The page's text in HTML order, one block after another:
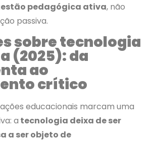
pedagógica ativa, não
passiva.
sobre tecnologia
(2025): da
ao
crítico
educacionais marcam uma
a tecnologia deixa de ser
a ser objeto de